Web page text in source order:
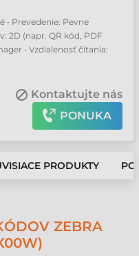
• Prevedenie: Pevne
2D (napr. QR kód, PDF
• Vzdialenosť čítania:
Kontaktujte nás
PONUKA
PRODUKTY
ZEBRA